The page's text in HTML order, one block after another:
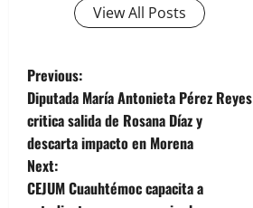
View All Posts
P
o
s
t
Previous:
Diputada María Antonieta Pérez Reyes
critica salida de Rosana Díaz y
descarta impacto en Morena
Next:
CEJUM Cuauhtémoc capacita a